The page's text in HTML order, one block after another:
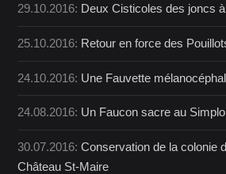
29.10.2016: Deux Cisticoles des joncs
25.10.2016: Retour en force des
24.10.2016: Une Fauvette
24.08.2016: Un Faucon sacre au
30.07.2016:Conservation de la colonie
Château St-Maire